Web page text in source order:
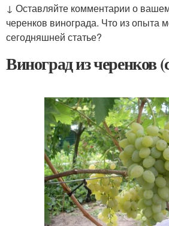
↓ Оставляйте комментарии о
черенков винограда. Что из опыта
сегодняшней статье?
Виноград из черенков